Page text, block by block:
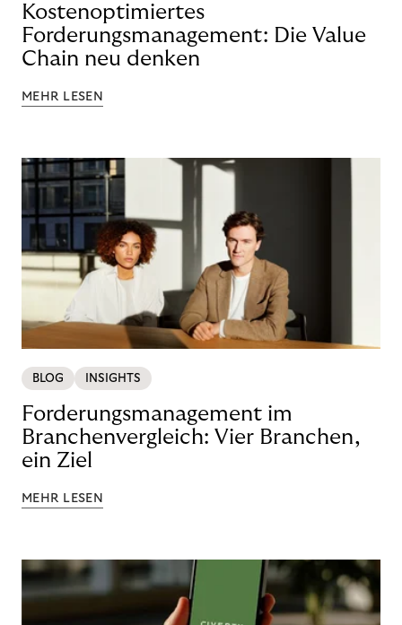
Kostenoptimiertes
Forderungsmanagement: Die Value
Chain neu denken
MEHR LESEN
BLOG INSIGHTS
Forderungsmanagement im
Branchenvergleich: Vier Branchen,
ein Ziel
MEHR LESEN